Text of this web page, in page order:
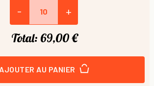
- +
Total: 69,00 €
AJOUTER AU PANIER